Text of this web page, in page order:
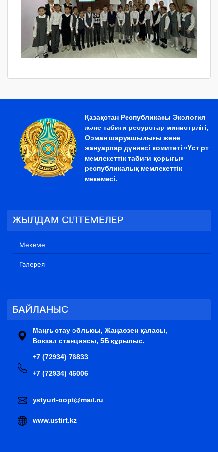
Қазақстан Республикасы Экология
және табиғи ресурстар министрлігі,
Орман шаруашылығы және
жануарлар дүниесі комитеті «Үстірт
мемлекеттік табиғи қорығы»
республикалық мемлекеттік
мекемесі.
ЖЫЛДАМ СІЛТЕМЕЛЕР
Мекеме
Галерея
БАЙЛАНЫС
Маңғыстау облысы, Жаңаөзен қаласы,
Вокзал станциясы, 5Б құрылыс.
+7 (72934) 76833
+7 (72934) 46006
ystyurt-oopt@mail.ru
www.ustirt.kz